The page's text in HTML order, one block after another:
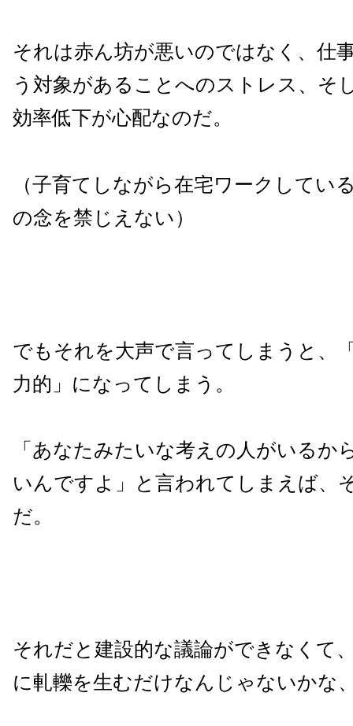
それは赤ん坊が悪いのではなく、仕
う対象があることへのストレス、そ
効率低下が心配なのだ。
（子育てしながら在宅ワークしてい
の念を禁じえない）
でもそれを大声で言ってしまうと、
力的」になってしまう。
「あなたみたいな考えの人がいるか
いんですよ」と言われてしまえば、
だ。
それだと建設的な議論ができなくて
に軋轢を生むだけなんじゃないかな